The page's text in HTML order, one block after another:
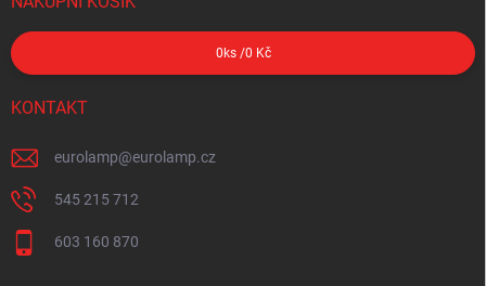
0 ks /0 Kč
KONTAKT
eurolamp@eurolamp.cz
545 215 712
603 160 870